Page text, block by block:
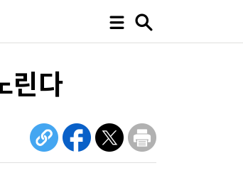
린다